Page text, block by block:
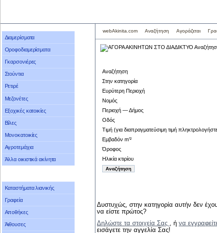
Διαμερίσματα
Οροφοδιαμερίσματα
Γκαρσονιέρες
Στούντια
Ρετιρέ
Μεζονέτες
Εξοχικές κατοικίες
Βίλες
Μονοκατοικίες
Αγροτεμάχια
Άλλα οικιστικά ακίνητα
Καταστήματα λιανικής
Γραφεία
Αποθήκες
Άιθουσες
webAkinita.com Αναζήτηση Αγοράζεται
Αναζήτηση
Στην κατηγορία
Ευρύτερη Περιοχή
Νομός
Περιοχή — Δήμος
Οδός
Τιμή (για διαπραγματεύσιμη τιμή
Εμβαδόν m’²
Όροφος
Ηλικία κτιρίου
Δυστυχώς, στην κατηγορία αυτήν δεν
να είστε πρώτος?
Δηλώστε τα στοιχεία Σας , ή να
εισάγετε την αγγελία Σας!